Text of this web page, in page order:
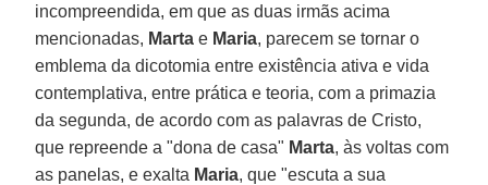
incompreendida, em que as duas irmãs acima
mencionadas, Marta e Maria, parecem se tornar o
emblema da dicotomia entre existência ativa e vida
contemplativa, entre prática e teoria, com a primazia
da segunda, de acordo com as palavras de Cristo,
que repreende a "dona de casa" Marta, às voltas com
as panelas, e exalta Maria, que "escuta a sua